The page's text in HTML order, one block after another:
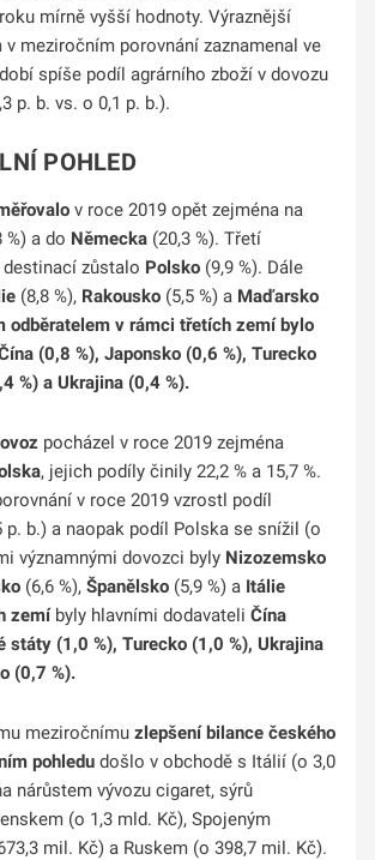
mírně vyšší hodnoty. Výraznější
meziročním porovnání zaznamenal ve
spíše podíl agrárního zboží v dovozu
p. b. vs. o 0,1 p. b.).
POHLED
v roce 2019 opět zejména na
%) a do Německa (20,3 %). Třetí
zůstalo Polsko (9,9 %). Dále
(8,8 %), Rakousko (5,5 %) a Maďarsko
odběratelem v rámci třetích zemí bylo
(0,8 %), Japonsko (0,6 %), Turecko
%) a Ukrajina (0,4 %).
pocházel v roce 2019 zejména
, jejich podíly činily 22,2 % a 15,7 %.
v roce 2019 vzrostl podíl
p. b.) a naopak podíl Polska se snížil (o
významnými dovozci byly Nizozemsko
(6,6 %), Španělsko (5,9 %) a Itálie
zemíbyly hlavními dodavateli Čína
státy (1,0 %), Turecko (1,0 %), Ukrajina
(0,7 %).
meziročnímu zlepšení bilance českého
pohledu došlo v obchodě s Itálií (o 3,0
nárůstem vývozu cigaret, sýrů
(o 1,3 mld. Kč), Spojeným
mil. Kč) a Ruskem (o 398,7 mil. Kč).